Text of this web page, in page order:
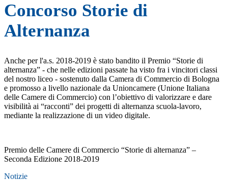
Concorso Storie di
Alternanza
Anche per l'a.s. 2018-2019 è stato bandito il Premio “Storie di
alternanza” - che nelle edizioni passate ha visto fra i vincitori classi
del nostro liceo - sostenuto dalla Camera di Commercio di Bologna
e promosso a livello nazionale da Unioncamere (Unione Italiana
delle Camere di Commercio) con l’obiettivo di valorizzare e dare
visibilità ai “racconti” dei progetti di alternanza scuola-lavoro,
mediante la realizzazione di un video digitale.
Premio delle Camere di Commercio “Storie di alternanza” –
Seconda Edizione 2018-2019
Notizie